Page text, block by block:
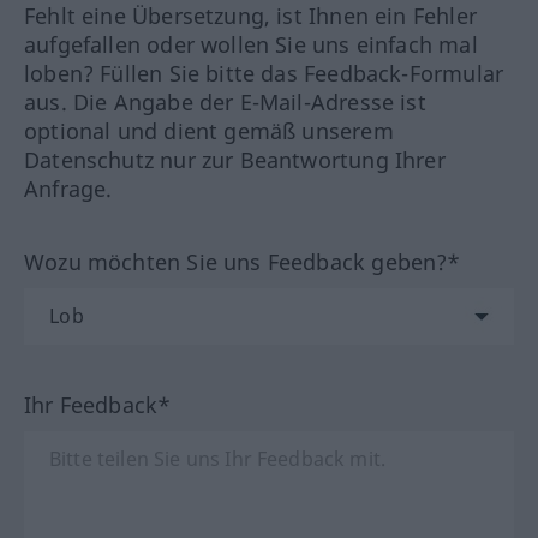
Fehlt eine Übersetzung, ist Ihnen ein Fehler
aufgefallen oder wollen Sie uns einfach mal
loben? Füllen Sie bitte das Feedback-Formular
aus. Die Angabe der E-Mail-Adresse ist
optional und dient gemäß unserem
Datenschutz nur zur Beantwortung Ihrer
Anfrage.
Wozu möchten Sie uns Feedback geben?*
Ihr Feedback*